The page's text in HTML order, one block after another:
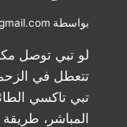
بواسطة
لو تبي توصل
تتعطل في
تبي تاكسي
المباشر، طريقة